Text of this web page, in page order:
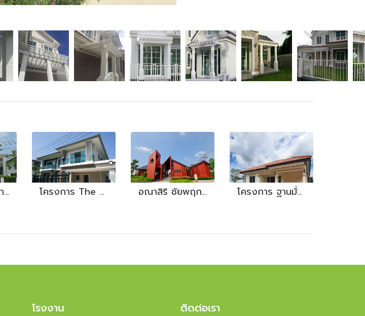
เศรษฐสิริ พระราม 5 โครงการ The Plam แจ้งวัฒนะ อณาสิริ ชัยพฤกษ์ - วงแหวน โครงการ ฐานมั่นคง
โรงงาน ติดต่อเรา